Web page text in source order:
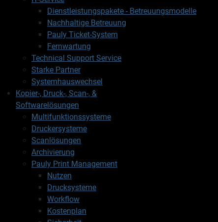
Dienstleistungspakete - Betreuungsmodelle
Nachhaltige Betreuung
Pauly Ticket-System
Fernwartung
Technical Support Service
Starke Partner
Systemhauswechsel
Kopier-, Druck-, Scan-, &
Softwarelösungen
Multifunktionssysteme
Druckersysteme
Scanlösungen
Archivierung
Pauly Print Management
Nutzen
Drucksysteme
Workflow
Kostenplan